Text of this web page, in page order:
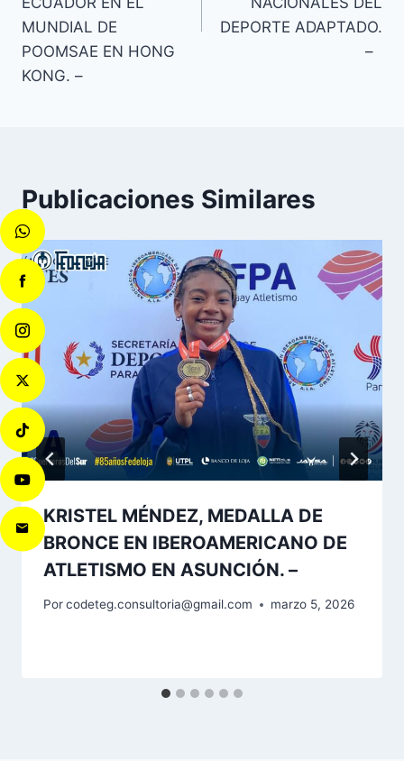
MUNDIAL DE
POOMSAE EN HONG
KONG. –
DEPORTE ADAPTADO.
–
Publicaciones Similares
KRISTEL MÉNDEZ, MEDALLA DE
BRONCE EN IBEROAMERICANO DE
ATLETISMO EN ASUNCIÓN. –
Porcodeteg.consultoria@gmail.com marzo 5, 2026